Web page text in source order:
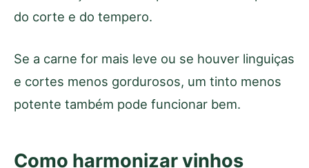
do corte e do tempero.
Se a carne for mais leve ou se houver linguiças
e cortes menos gordurosos, um tinto menos
potente também pode funcionar bem.
Como harmonizar vinhos